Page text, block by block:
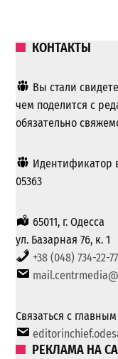
КОНТАКТЫ
Вы стали
чем поделится с
обязательно
Идентификатор в
05363
65011, г. Одесса
ул. Базарная 76, к. 1
+38 (048) 734-22-77
Связаться с
РЕКЛАМА НА